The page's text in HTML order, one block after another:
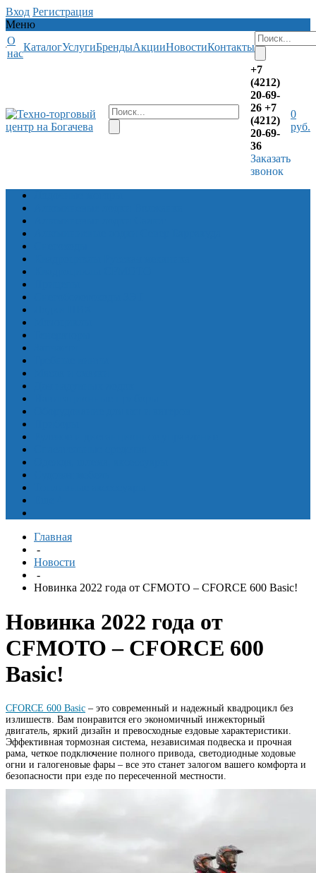
Вход Регистрация
Меню
О
нас
КаталогУслугиБрендыАкцииНовостиКонтакты
+7
(4212)
20-69-
26 +7
(4212)
20-69-
36
Заказать
звонок
0
руб.
Главная
-
Новости
-
Новинка 2022 года от CFMOTO – CFORCE 600 Basic!
Новинка 2022 года от
CFMOTO – CFORCE 600
Basic!
CFORCE 600 Basic – это современный и надежный квадроцикл без
излишеств. Вам понравится его экономичный инжекторный
двигатель, яркий дизайн и превосходные ездовые характеристики.
Эффективная тормозная система, независимая подвеска и прочная
рама, четкое подключение полного привода, светодиодные ходовые
огни и галогеновые фары – все это станет залогом вашего комфорта и
безопасности при езде по пересеченной местности.